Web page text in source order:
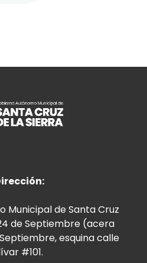
Municipal de Santa Cruz
de Septiembre (acera
esquina calle
#101.